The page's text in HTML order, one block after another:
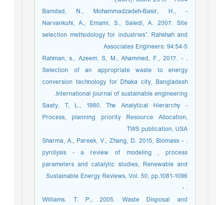
- Bamdad, N., Mohammadzadeh-Basir, H.,
Narvankuhi, A., Emami, S., Saiedi, A. 2007. Site
selection methodology for industries”. Rahshah and
Associates Engineers: 94:54-5
. - Rahman, s., Azeem, S, M., Ahammed, F., 2017.
Selection of an appropriate waste to energy
conversion technology for Dhaka city, Bangladesh
.International journal of sustainable engineering
- Saaty, T, L., 1980. The Analytical Hierarchy
Process, planning priority Resource Allocation,
TWS publication, USA
. - Sharma, A., Pareek, V., Zhang, D. 2015, Biomass
pyrolysis - a review of modeling , process
parameters and catalytic studies, Renewable and
Sustainable Energy Reviews, Vol. 50, pp.1081-1096
. -
Williams. T. P., 2005. Waste Disposal and